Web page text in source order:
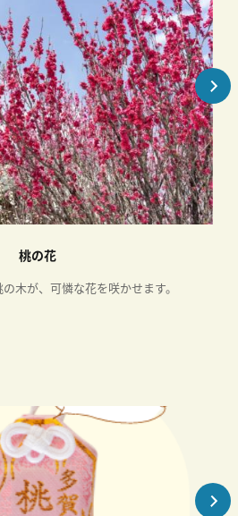
桃の花
木が、可憐な花を咲かせます。